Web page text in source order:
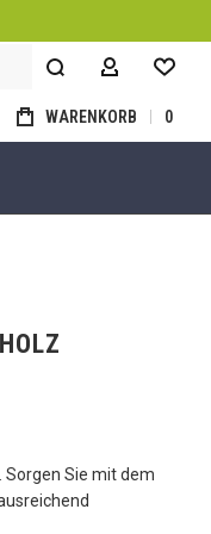
MEIN
WARENKORB 0
Sorgen Sie mit dem